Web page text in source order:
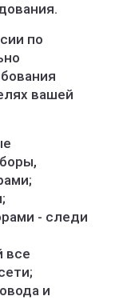
по
вашей
- следи
все
и